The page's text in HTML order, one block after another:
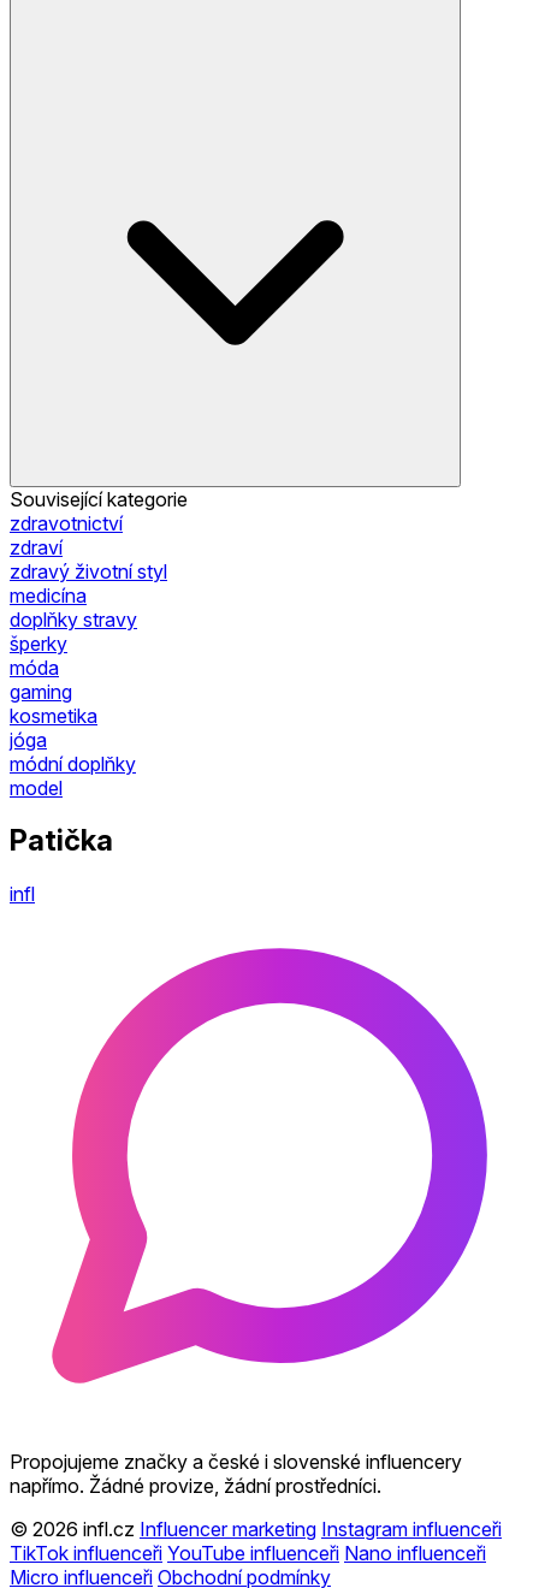
Související kategorie
zdravotnictví
zdraví
zdravý životní styl
medicína
doplňky stravy
šperky
móda
gaming
kosmetika
jóga
módní doplňky
model
Patička
infl
Propojujeme značky a české i slovenské influencery
napřímo. Žádné provize, žádní prostředníci.
© 2026 infl.cz Influencer marketing Instagram influenceři
TikTok influenceři YouTube influenceři Nano influenceři
Micro influenceři Obchodní podmínky